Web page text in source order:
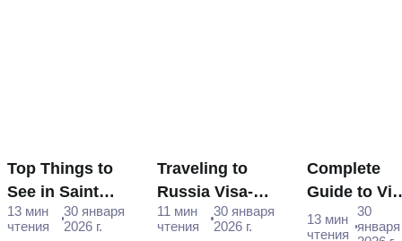
Top Things to
See in Saint
Petersburg,
13 мин
чтения
30 января
2026 г.
Traveling to
Russia Visa-
Free - Who Can
11 мин
чтения
30 января
2026 г.
Complete
Guide to
13 мин
чтения
30
января